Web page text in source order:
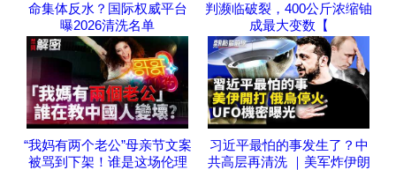
命集体反水？国际权威平台
曝2026清洗名单
判濒临破裂，400公斤浓缩铀
成最大变数【
“我妈有两个老公”母亲节文案
被骂到下架！谁是这场伦理
习近平最怕的事发生了？中
共高层再清洗 ｜美军炸伊朗